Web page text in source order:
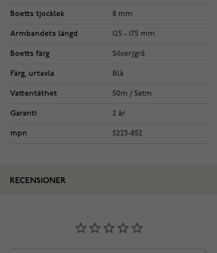
Boetts tjocklek 8 mm
Armbandets längd 125 - 175 mm
Boetts färg Silver/grå
Färg, urtavla Blå
Vattentäthet 50m / 5atm
Garanti 2 år
mpn 5223-852
RECENSIONER